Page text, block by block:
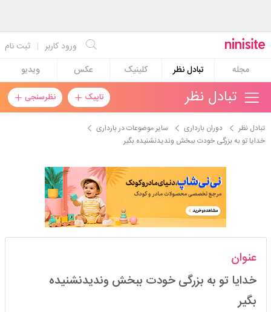
ثبت نام | ورود کاربر
مجله
تبادل نظر کلینیک عکس ویدیو
تاپیک نظرسنجی تبادل نظر
تبادل نظر دوران بارداری
سایر موضوعات در بارداری
خدایا تو به بزرگی خودت ببخش وندیدنشنیده بگیر
استارتر
عضویت: 1399/12/19 تعداد پست: 2943
عنوان
خدایا تو به بزرگی خودت ببخش وندیدنشنیده
بگیر